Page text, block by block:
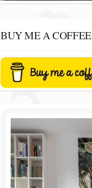
BUY ME A COFFEE